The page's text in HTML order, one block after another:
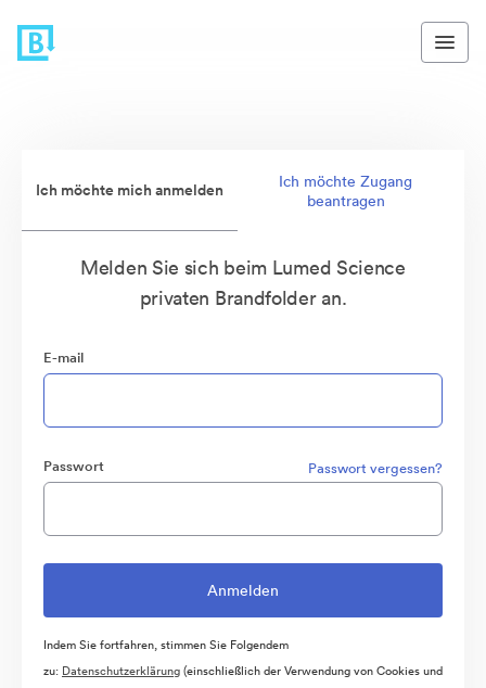
Ich möchte mich anmelden
Ich möchte Zugang
beantragen
Melden Sie sich beim Lumed Science
privaten Brandfolder an.
E-mail
Passwort Passwort vergessen?
Indem Sie fortfahren, stimmen Sie Folgendem
zu: Datenschutzerklärung(einschließlich der Verwendung von Cookies und